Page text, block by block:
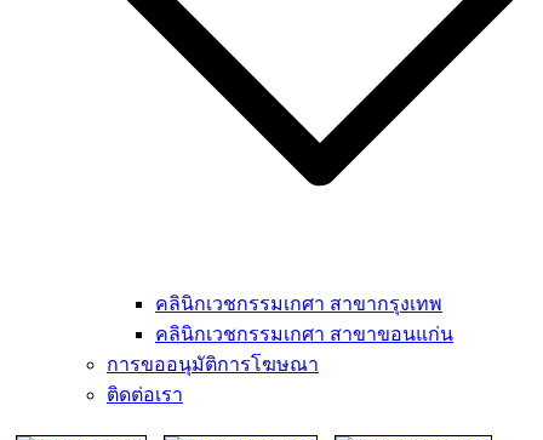
คลินิกเวชกรรมเกศา สาขากรุงเทพ
คลินิกเวชกรรมเกศา สาขาขอนแก่น
การขออนุมัติการโฆษณา
ติดต่อเรา